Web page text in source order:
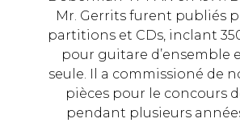
Mr. Gerrits furent publiés
partitions et CDs, inclant
pour guitare d’ensemble
seule. Il a commissioné de
pièces pour le concours
pendant plusieurs